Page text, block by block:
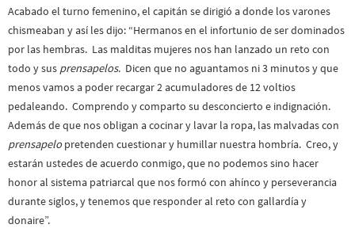
Acabado el turno femenino, el capitán se dirigió a donde los varones
chismeaban y así les dijo: “Hermanos en el infortunio de ser dominados
por las hembras. Las malditas mujeres nos han lanzado un reto con
todo y sus prensapelos. Dicen que no aguantamos ni 3 minutos y que
menos vamos a poder recargar 2 acumuladores de 12 voltios
pedaleando. Comprendo y comparto su desconcierto e indignación.
Además de que nos obligan a cocinar y lavar la ropa, las malvadas con
prensapelopretenden cuestionar y humillar nuestra hombría. Creo, y
estarán ustedes de acuerdo conmigo, que no podemos sino hacer
honor al sistema patriarcal que nos formó con ahínco y perseverancia
durante siglos, y tenemos que responder al reto con gallardía y
donaire”.